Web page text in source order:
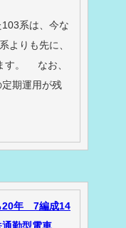
系は、今な
よりも先に、
す。 なお、
期運用が残
20年 7編成14